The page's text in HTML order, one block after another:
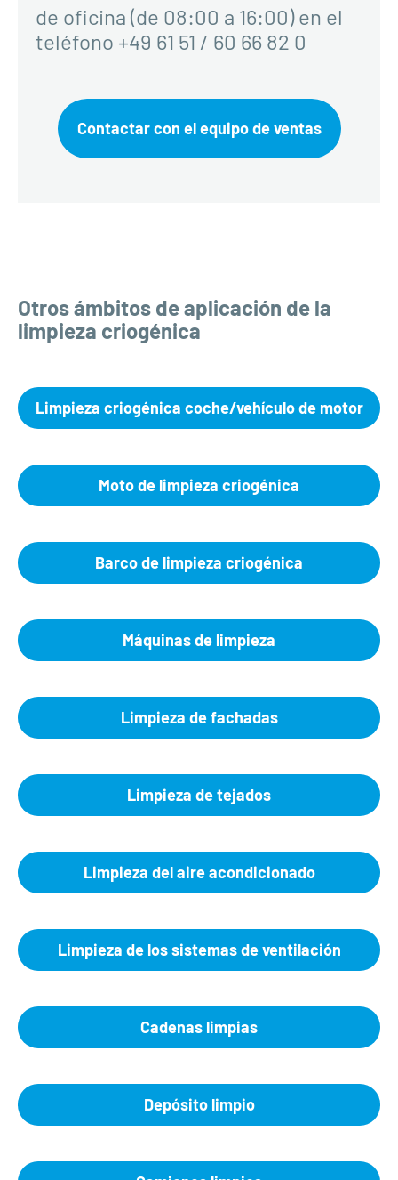
de oficina (de 08:00 a 16:00) en el
teléfono +49 61 51 / 60 66 82 0
Contactar con el equipo de ventas
Otros ámbitos de aplicación de la
limpieza criogénica
Limpieza criogénica coche/vehículo de motor
Moto de limpieza criogénica
Barco de limpieza criogénica
Máquinas de limpieza
Limpieza de fachadas
Limpieza de tejados
Limpieza del aire acondicionado
Limpieza de los sistemas de ventilación
Cadenas limpias
Depósito limpio